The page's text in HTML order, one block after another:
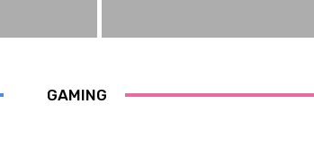
GAMING